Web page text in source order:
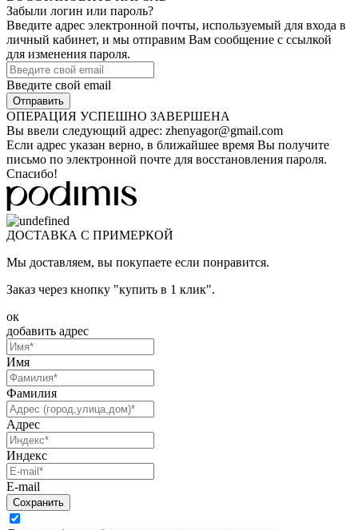
Забыли логин или пароль?
Введите адрес электронной почты, используемый для входа в
личный кабинет, и мы отправим Вам сообщение с ссылкой
для изменения пароля.
Введите свой email
ОПЕРАЦИЯ УСПЕШНО ЗАВЕРШЕНА
Вы ввели следующий адрес: zhenyagor@gmail.com
Если адрес указан верно, в ближайшее время Вы получите
письмо по электронной почте для восстановления пароля.
Спасибо!
ДОСТАВКА С ПРИМЕРКОЙ
Мы доставляем, вы покупаете если понравится.
Заказ через кнопку "купить в 1 клик".
ок
добавить адрес
Имя
Фамилия
Адрес
Индекс
E-mail